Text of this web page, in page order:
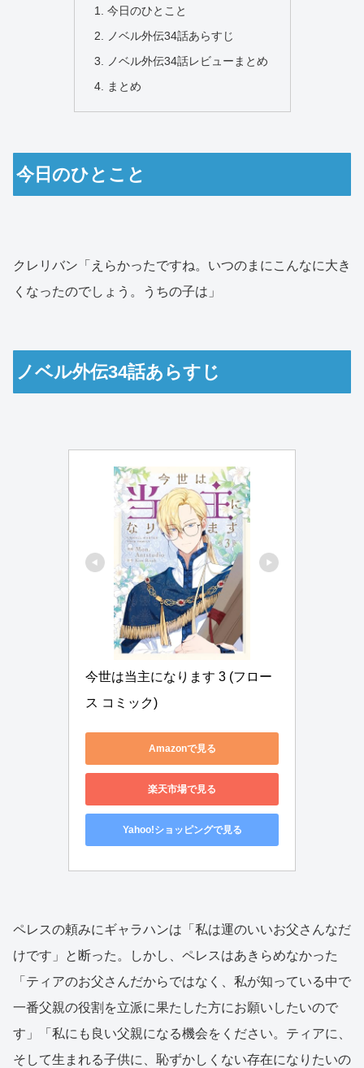
今日のひとこと
ノベル外伝34話あらすじ
ノベル外伝34話レビューまとめ
まとめ
今日のひとこと
クレリバン「えらかったですね。いつのまにこんなに大き
くなったのでしょう。うちの子は」
ノベル外伝34話あらすじ
今世は当主になります 3 (フロー
ス コミック)
Amazonで見る
楽天市場で見る
Yahoo!ショッピングで見る
ペレスの頼みにギャラハンは「私は運のいいお父さんなだ
けです」と断った。しかし、ペレスはあきらめなかった
「ティアのお父さんだからではなく、私が知っている中で
一番父親の役割を立派に果たした方にお願いしたいので
す」「私にも良い父親になる機会をください。ティアに、
そして生まれる子供に、恥ずかしくない存在になりたいの